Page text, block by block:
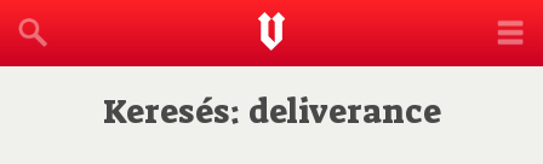
Keresés: deliverance